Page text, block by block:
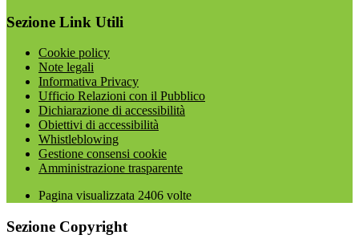
Sezione Link Utili
Cookie policy
Note legali
Informativa Privacy
Ufficio Relazioni con il Pubblico
Dichiarazione di accessibilità
Obiettivi di accessibilità
Whistleblowing
Gestione consensi cookie
Amministrazione trasparente
Pagina visualizzata 2406 volte
Sezione Copyright